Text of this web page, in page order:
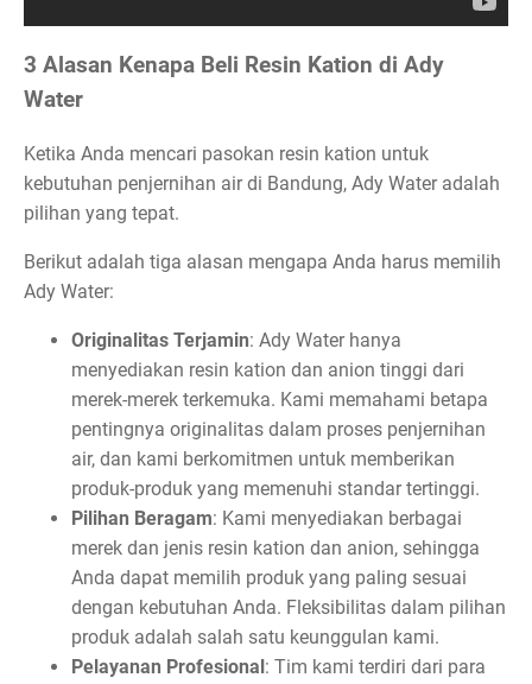
3 Alasan Kenapa Beli Resin Kation di Ady
Water
Ketika Anda mencari pasokan resin kation untuk
kebutuhan penjernihan air di Bandung, Ady Water adalah
pilihan yang tepat.
Berikut adalah tiga alasan mengapa Anda harus memilih
Ady Water:
Originalitas Terjamin: Ady Water hanya
menyediakan resin kation dan anion tinggi dari
merek-merek terkemuka. Kami memahami betapa
pentingnya originalitas dalam proses penjernihan
air, dan kami berkomitmen untuk memberikan
produk-produk yang memenuhi standar tertinggi.
Pilihan Beragam: Kami menyediakan berbagai
merek dan jenis resin kation dan anion, sehingga
Anda dapat memilih produk yang paling sesuai
dengan kebutuhan Anda. Fleksibilitas dalam pilihan
produk adalah salah satu keunggulan kami.
Pelayanan Profesional : Tim kami terdiri dari para